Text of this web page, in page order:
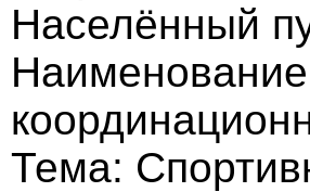
Населённый
Тема: